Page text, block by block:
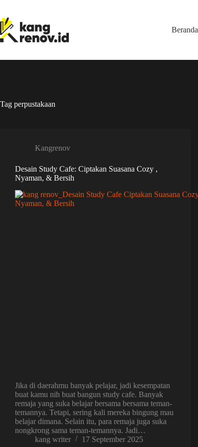
content
Beranda
Tag perpustakaan
Kangrenov
Desain Study Cafe: Ciptakan Suasana Cozy ,
Nyaman, & Bersih
Jika di daerahmu banyak pelajar, jadi kesempatan
buat kamu nih buat bangun study cafe. Banyak
remaja yang suka belajar bersama bersama teman-
temannya. Tetapi, sering kali mereka bingung mau
belajar dimana. Selain itu, para remaja juga suka
nongkrong sama teman-temannya. Jadi…
kang writer
17 September 2025